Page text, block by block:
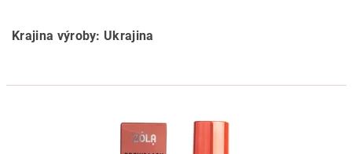
Krajina výroby: Ukrajina